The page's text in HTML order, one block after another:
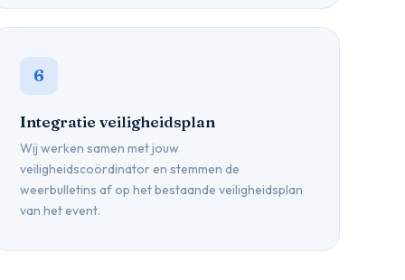
6
Integratie veiligheidsplan
Wij werken samen met jouw
veiligheidscoördinator en stemmen de
weerbulletins af op het bestaande veiligheidsplan
van het event.